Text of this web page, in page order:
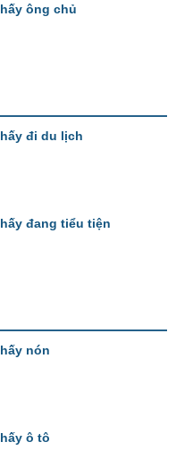
ông chủ
đi du lịch
đang tiểu tiện
nón
ô tô